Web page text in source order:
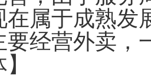
在属于成熟发
要经营外卖，